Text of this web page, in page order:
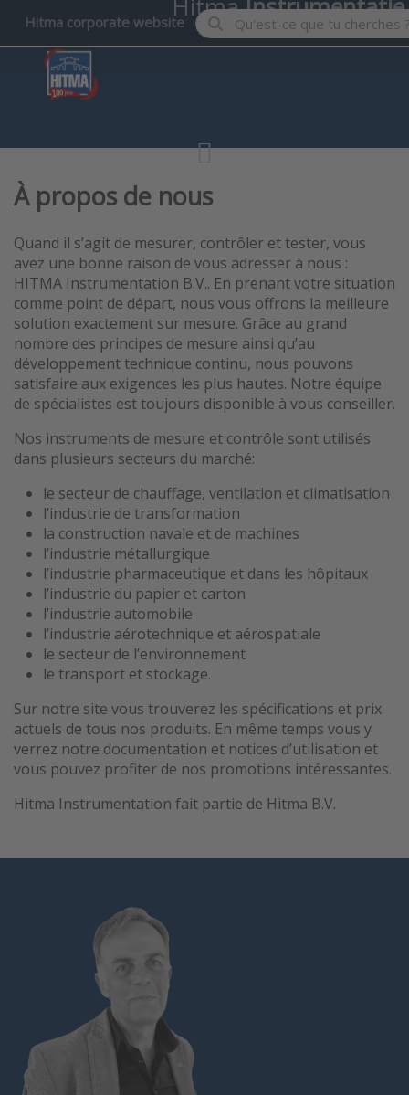
Hitma corporate website Enter a search term. Results
HitmaInstrumentatie
À propos de nous
Quand il s’agit de mesurer, contrôler et tester, vous
avez une bonne raison de vous adresser à nous :
HITMA Instrumentation B.V.. En prenant votre situation
comme point de départ, nous vous offrons la meilleure
solution exactement sur mesure. Grâce au grand
nombre des principes de mesure ainsi qu’au
développement technique continu, nous pouvons
satisfaire aux exigences les plus hautes. Notre équipe
de spécialistes est toujours disponible à vous conseiller.
Nos instruments de mesure et contrôle sont utilisés
dans plusieurs secteurs du marché:
le secteur de chauffage, ventilation et climatisation
l’industrie de transformation
la construction navale et de machines
l’industrie métallurgique
l’industrie pharmaceutique et dans les hôpitaux
l’industrie du papier et carton
l’industrie automobile
l’industrie aérotechnique et aérospatiale
le secteur de l’environnement
le transport et stockage.
Sur notre site vous trouverez les spécifications et prix
actuels de tous nos produits. En même temps vous y
verrez notre documentation et notices d’utilisation et
vous pouvez profiter de nos promotions intéressantes.
Hitma Instrumentation fait partie de Hitma B.V.